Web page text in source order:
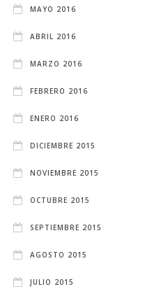
MAYO 2016
ABRIL 2016
MARZO 2016
FEBRERO 2016
ENERO 2016
DICIEMBRE 2015
NOVIEMBRE 2015
OCTUBRE 2015
SEPTIEMBRE 2015
AGOSTO 2015
JULIO 2015